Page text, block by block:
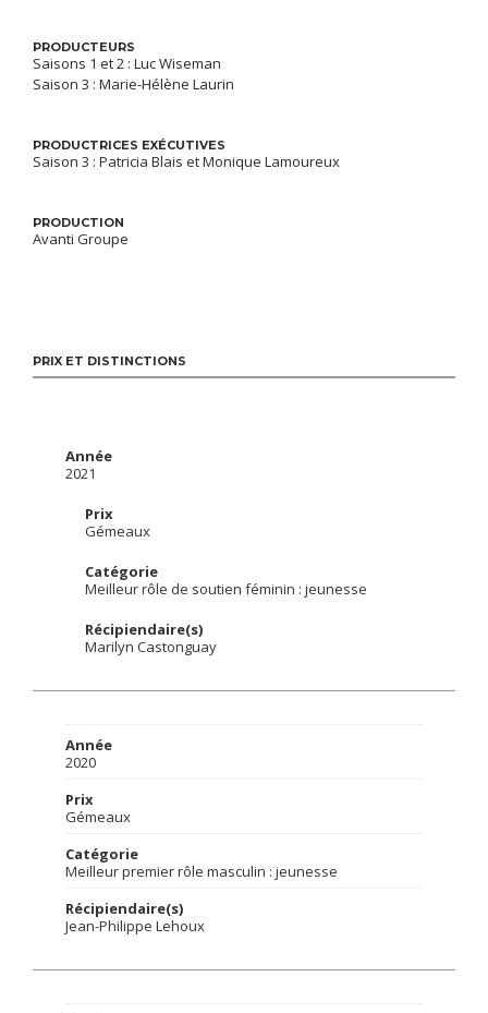
PRODUCTEURS
Saisons 1 et 2 : Luc Wiseman
Saison 3 : Marie-Hélène Laurin
PRODUCTRICES EXÉCUTIVES
Saison 3 : Patricia Blais et Monique Lamoureux
PRODUCTION
Avanti Groupe
PRIX ET DISTINCTIONS
Année
2021
Prix
Gémeaux
Catégorie
Meilleur rôle de soutien féminin : jeunesse
Récipiendaire(s)
Marilyn Castonguay
Année
2020
Prix
Gémeaux
Catégorie
Meilleur premier rôle masculin : jeunesse
Récipiendaire(s)
Jean-Philippe Lehoux